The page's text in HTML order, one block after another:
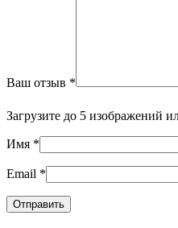
Ваш отзыв *
Загрузите до 5 изображений
Имя *
Email *